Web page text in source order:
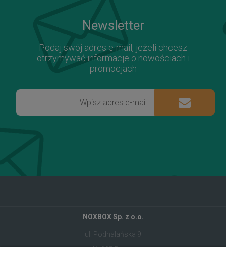
Newsletter
Podaj swój adres e-mail, jeżeli chcesz
otrzymywać informacje o nowościach i
promocjach
NOXBOX Sp. z o.o.
ul. Podhalańska 9
41-907 Bytom